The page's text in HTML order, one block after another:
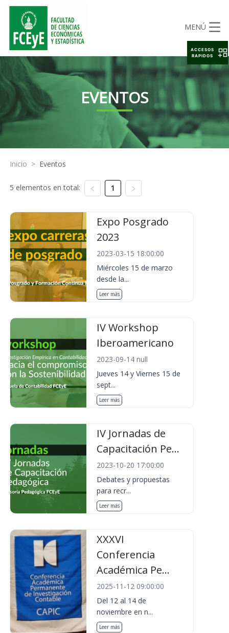
MENÚ
EVENTOS
Inicio > Eventos
5 elementos en total: 1
Expo Posgrado
2023
2023-03-15 18:00:00
Miércoles 15 de marzo
desde la...
Leer más
IV Workshop
Iberoamericano
2023-09-14 null
Jueves 14 y Viernes 15 de
sept...
Leer más
IV Jornadas de
Capacitación Pe...
2023-10-20 17:00:00
Debates y propuestas
para recr...
Leer más
XXXVI
Conferencia
Académica Pe...
2025-11-12 09:00:00
Del 12 al 14 de
noviembre en n...
Leer más
ACCESOS
RAPIDOS